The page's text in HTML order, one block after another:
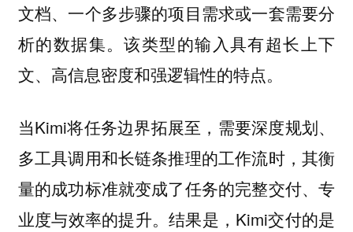
文档、一个多步骤的项目需求或一套需要分
析的数据集。该类型的输入具有超长上下
文、高信息密度和强逻辑性的特点。
当Kimi将任务边界拓展至，需要深度规划、
多工具调用和长链条推理的工作流时，其衡
量的成功标准就变成了任务的完整交付、专
业度与效率的提升。结果是，Kimi交付的是